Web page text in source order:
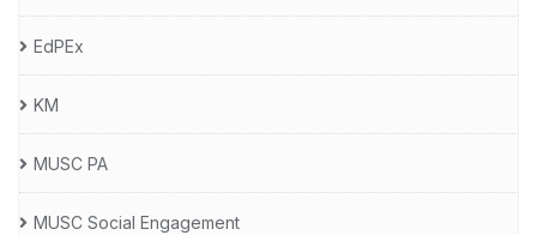
EdPEx
KM
MUSC PA
MUSC Social Engagement